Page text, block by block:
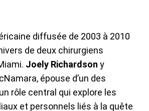
diffusée de 2003 à 2010
de deux chirurgiens
Joely Richardson y
épouse d’un des
rôle central qui explore les
et personnels liés à la quête